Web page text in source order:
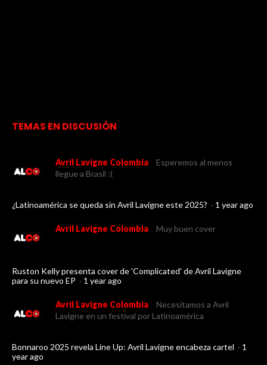
TEMAS EN DISCUSIÓN
Avril Lavigne Colombia
Esperemos al menos
llegue a Brasil :(
¿Latinoamérica se queda sin Avril Lavigne este 2025? · 1 year ago
Avril Lavigne Colombia Muy buen cover
Ruston Kelly presenta cover de 'Complicated' de Avril Lavigne
para su nuevo EP · 1 year ago
Avril Lavigne Colombia
Necesitamos a Avril
Lavigne en un festival por Latinoamérica
Bonnaroo 2025 revela Line Up: Avril Lavigne encabeza cartel · 1
year ago